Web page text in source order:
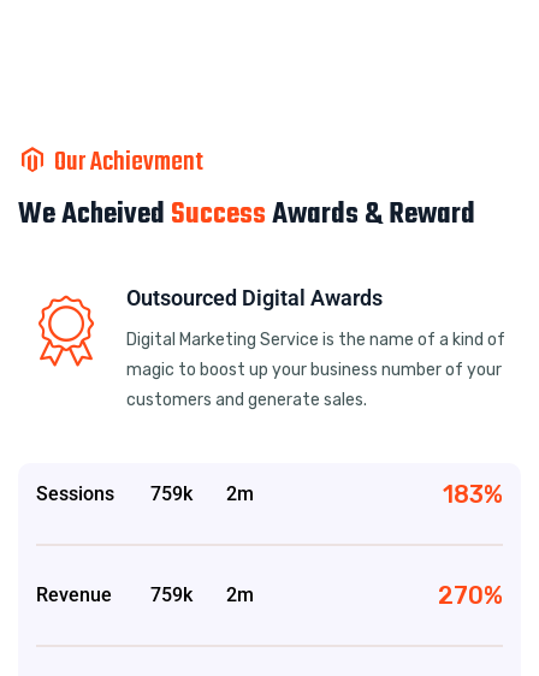
Our Achievment
We AcheivedSuccessAwards & Reward
Outsourced Digital Awards
Digital Marketing Service is the name of a kind of
magic to boost up your business number of your
customers and generate sales.
Sessions 759k 2m 183%
Revenue 759k 2m 270%